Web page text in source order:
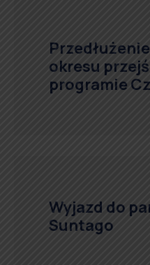
okresu
programie
Wyjazd do
Suntago